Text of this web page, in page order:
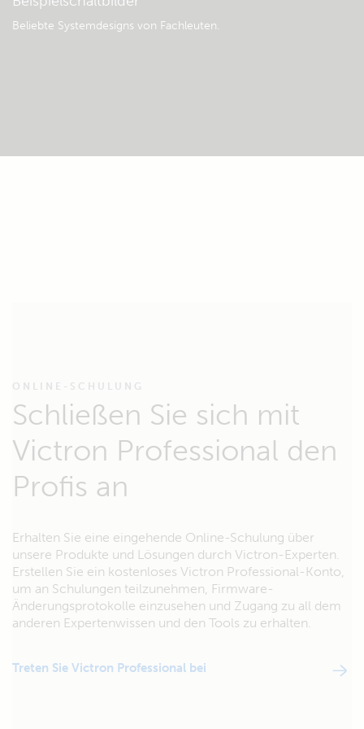
Beliebte Systemdesigns von Fachleuten.
ONLINE-SCHULUNG
Schließen Sie sich mit
Victron Professional den
Profis an
Erhalten Sie eine eingehende Online-Schulung über
unsere Produkte und Lösungen durch Victron-Experten.
Erstellen Sie ein kostenloses Victron Professional-Konto,
um an Schulungen teilzunehmen, Firmware-
Änderungsprotokolle einzusehen und Zugang zu all dem
anderen Expertenwissen und den Tools zu erhalten.
Treten Sie Victron Professional bei